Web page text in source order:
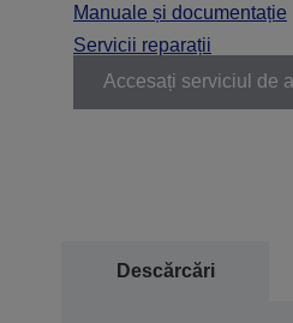
Manuale și documentație
Servicii reparații
Accesați serviciul de
Descărcări